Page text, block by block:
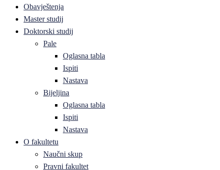
Obavještenja
Master studij
Doktorski studij
Pale
Oglasna tabla
Ispiti
Nastava
Bijeljina
Oglasna tabla
Ispiti
Nastava
O fakultetu
Naučni skup
Pravni fakultet